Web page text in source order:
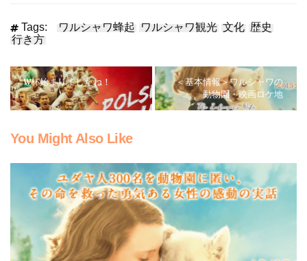
Tags: ワルシャワ蜂起 ワルシャワ観光 文化 歴史
行き方
W杯始まりましたね！
＜基本情報＞ワルシャワの
動物園・映画ロケ地
You Might Also Like